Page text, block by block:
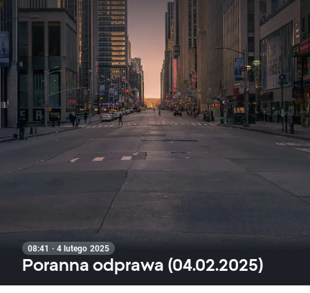
08:41 · 4 lutego 2025
Poranna odprawa (04.02.2025)